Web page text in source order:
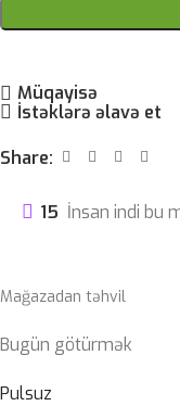
Müqayisə
İstəklərə əlavə et
Share:
15 İnsan indi bu
Mağazadan təhvil
Bugün götürmək
Pulsuz